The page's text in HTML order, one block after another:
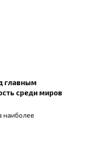
главным
среди миров
наиболее